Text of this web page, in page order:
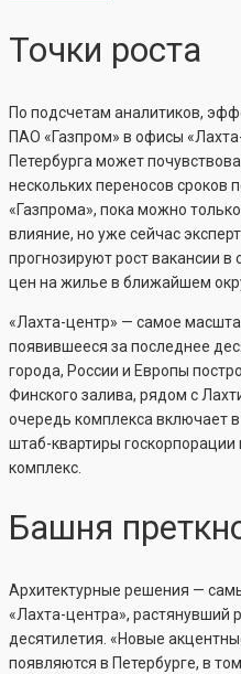
Точки роста
По подсчетам аналитиков,
ПАО «Газпром» в офисы
Петербурга может
нескольких переносов сроков
«Газпрома», пока можно
влияние, но уже сейчас
прогнозируют рост вакансии
цен на жилье в ближайшем
«Лахта-центр» — самое
появившееся за последнее
города, России и Европы
Финского залива, рядом с
очередь комплекса включает
штаб-квартиры
комплекс.
Башня
Архитектурные решения —
«Лахта-центра», растянувший
десятилетия. «Новые
появляются в Петербурге, в